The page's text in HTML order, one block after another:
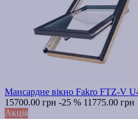
Мансардне вікно Fakro FTZ-V
15700.00 грн -25 % 11775.00 грн
Акція